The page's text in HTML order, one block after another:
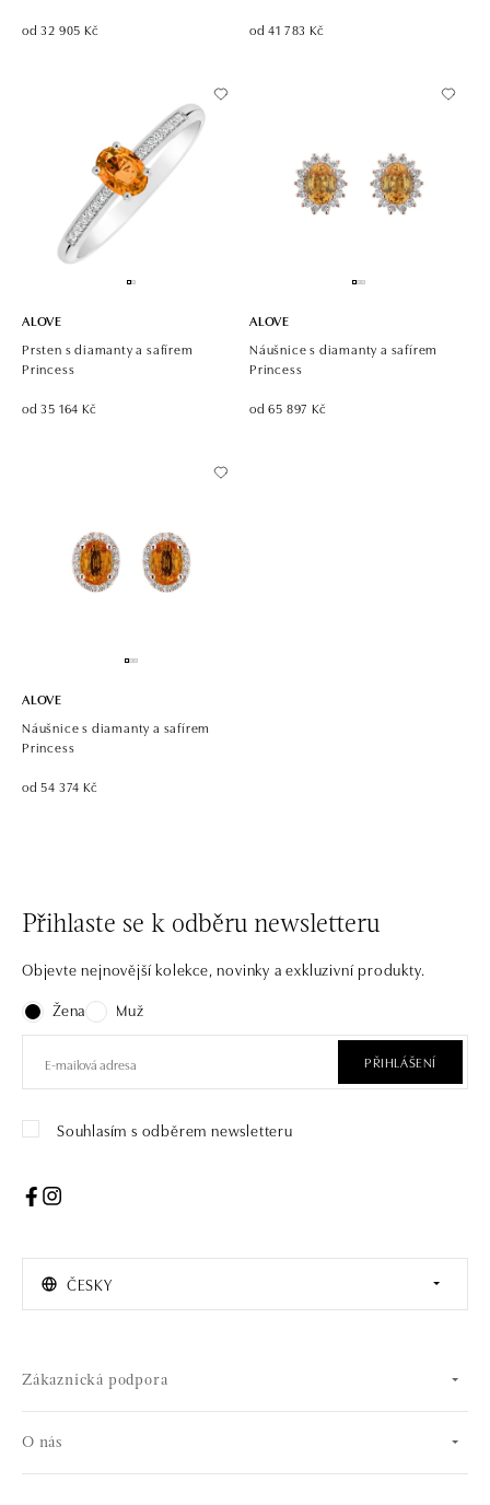
od 32 905 Kč od 41 783 Kč
ALOVE
Prsten s diamanty a safírem
Princess
od 35 164 Kč
ALOVE
Náušnice s diamanty a safírem
Princess
od 65 897 Kč
ALOVE
Náušnice s diamanty a safírem
Princess
od 54 374 Kč
Přihlaste se k odběru newsletteru
Objevte nejnovější kolekce, novinky a exkluzivní produkty.
Žena
Muž
PŘIHLÁŠENÍ
Souhlasím s odběrem newsletteru
ČESKY
Zákaznická podpora
O nás